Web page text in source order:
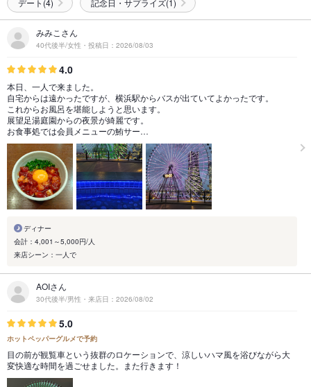
デート(4) 記念日・サプライズ(1)
みみこさん
40代後半/女性・投稿日：2026/08/03
4.0
本日、一人で来ました。
自宅からは遠かったですが、横浜駅からバスが出ていてよかったです。
これからお風呂を堪能しようと思います。
展望足湯庭園からの夜景が綺麗です。
お食事処では会員メニューの鮪サー…
ディナー
会計：4,001～5,000円/人
来店シーン：一人で
AOIさん
30代後半/男性・来店日：2026/08/02
5.0
ホットペッパーグルメで予約
目の前が観覧車という抜群のロケーションで、涼しいハマ風を浴びながら大
変快適な時間を過ごせました。また行きます！